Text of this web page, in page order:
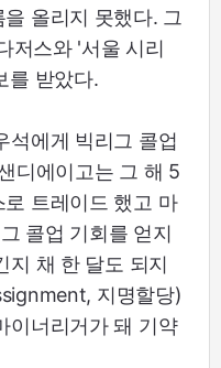
올리지 못했다. 그
저스와 '서울 시리
를 받았다.
석에게 빅리그 콜업
디에이고는 그 해 5
트레이드 했고 마
콜업 기회를 얻지
지 채 한 달도 되지
지명할당)
이너리거가 돼 기약